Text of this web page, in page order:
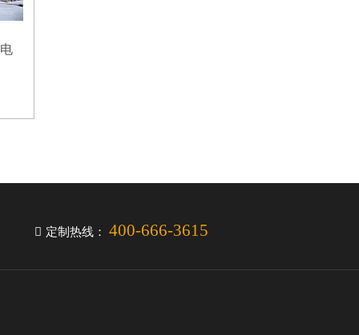
定制热线： 400-666-3615